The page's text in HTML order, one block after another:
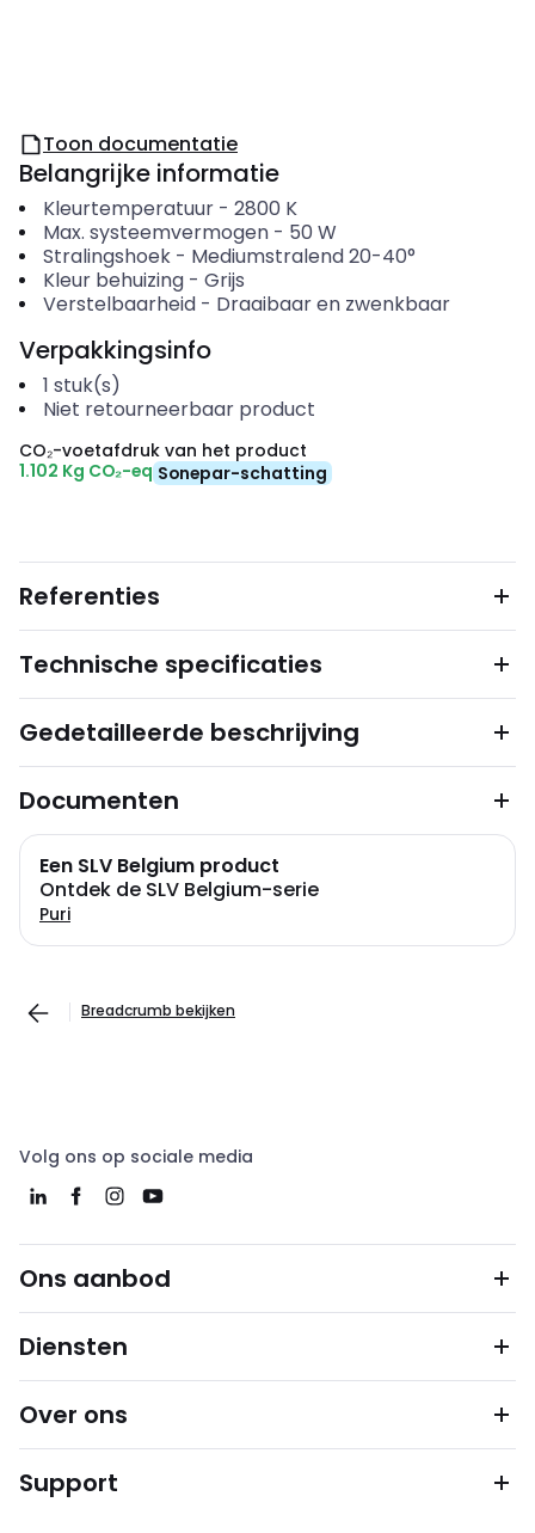
Toon documentatie
Belangrijke informatie
Kleurtemperatuur- 2800 K
Max. systeemvermogen- 50 W
Stralingshoek- Mediumstralend 20-40°
Kleur behuizing- Grijs
Verstelbaarheid- Draaibaar en zwenkbaar
Verpakkingsinfo
1 stuk(s)
Niet retourneerbaar product
CO₂-voetafdruk van het product
1.102 Kg CO₂-eq Sonepar-schatting
Referenties
Technische specificaties
Gedetailleerde beschrijving
Documenten
Een SLV Belgium product
Ontdek de SLV Belgium-serie
Puri
Breadcrumb bekijken
Volg ons op sociale media
Ons aanbod
Diensten
Over ons
Support